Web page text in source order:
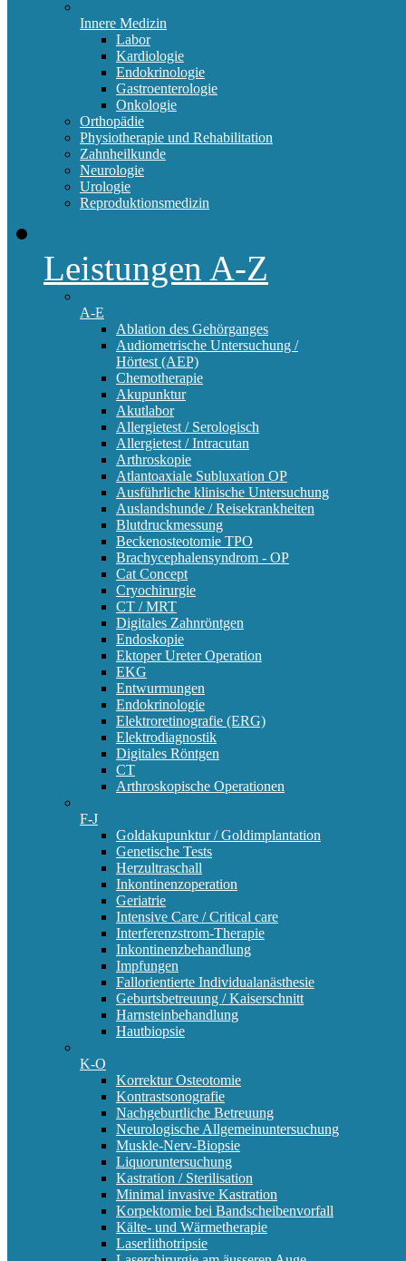
Innere Medizin
Labor
Kardiologie
Endokrinologie
Gastroenterologie
Onkologie
Orthopädie
Physiotherapie und Rehabilitation
Zahnheilkunde
Neurologie
Urologie
Reproduktionsmedizin
Leistungen A-Z
A-E
Ablation des Gehörganges
Audiometrische Untersuchung /
Hörtest (AEP)
Chemotherapie
Akupunktur
Akutlabor
Allergietest / Serologisch
Allergietest / Intracutan
Arthroskopie
Atlantoaxiale Subluxation OP
Ausführliche klinische Untersuchung
Auslandshunde / Reisekrankheiten
Blutdruckmessung
Beckenosteotomie TPO
Brachycephalensyndrom - OP
Cat Concept
Cryochirurgie
CT / MRT
Digitales Zahnröntgen
Endoskopie
Ektoper Ureter Operation
EKG
Entwurmungen
Endokrinologie
Elektroretinografie (ERG)
Elektrodiagnostik
Digitales Röntgen
CT
Arthroskopische Operationen
F-J
Goldakupunktur / Goldimplantation
Genetische Tests
Herzultraschall
Inkontinenzoperation
Geriatrie
Intensive Care / Critical care
Interferenzstrom-Therapie
Inkontinenzbehandlung
Impfungen
Fallorientierte Individualanästhesie
Geburtsbetreuung / Kaiserschnitt
Harnsteinbehandlung
Hautbiopsie
K-O
Korrektur Osteotomie
Kontrastsonografie
Nachgeburtliche Betreuung
Neurologische Allgemeinuntersuchung
Muskle-Nerv-Biopsie
Liquoruntersuchung
Kastration / Sterilisation
Minimal invasive Kastration
Korpektomie bei Bandscheibenvorfall
Kälte- und Wärmetherapie
Laserlithotripsie